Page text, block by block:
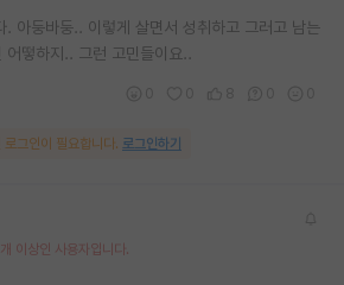
. 아둥바둥.. 이렇게 살면서 성취하고 그러고 남는
떻하지.. 그런 고민들이요..
그인이 필요합니다. 로그인하기
이상인 사용자입니다.